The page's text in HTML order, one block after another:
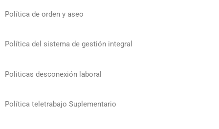
Política de orden y aseo
Política del sistema de gestión integral
Politicas desconexión laboral
Política teletrabajo Suplementario